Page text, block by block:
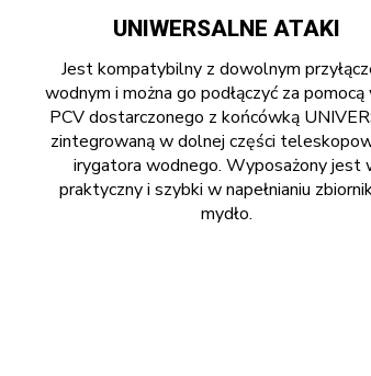
UNIWERSALNE ATAKI
Jest kompatybilny z dowolnym
wodnym i można go podłączyć za pomocą
PCV dostarczonego z końcówką
zintegrowaną w dolnej części
irygatora wodnego. Wyposażony jest
praktyczny i szybki w napełnianiu
mydło.